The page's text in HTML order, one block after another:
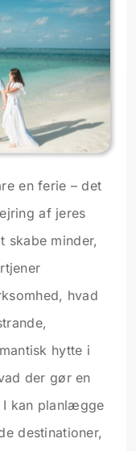
en ferie – det
af jeres
skabe minder,
hvad
hytte i
der gør en
kan planlægge
destinationer,